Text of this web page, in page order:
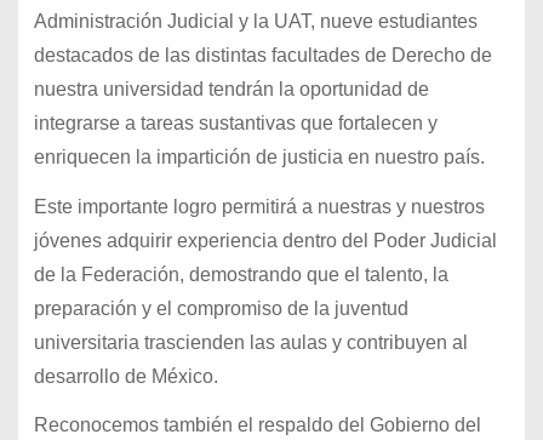
Administración Judicial y la UAT, nueve estudiantes
destacados de las distintas facultades de Derecho de
nuestra universidad tendrán la oportunidad de
integrarse a tareas sustantivas que fortalecen y
enriquecen la impartición de justicia en nuestro país.
Este importante logro permitirá a nuestras y nuestros
jóvenes adquirir experiencia dentro del Poder Judicial
de la Federación, demostrando que el talento, la
preparación y el compromiso de la juventud
universitaria trascienden las aulas y contribuyen al
desarrollo de México.
Reconocemos también el respaldo del Gobierno del